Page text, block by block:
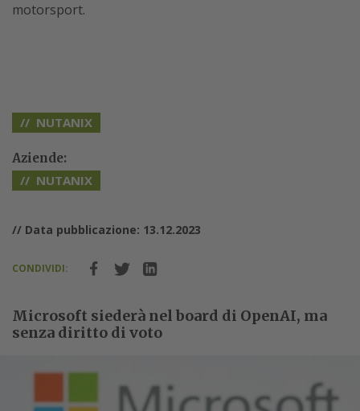
motorsport.
NUTANIX
Aziende:
NUTANIX
// Data pubblicazione: 13.12.2023
CONDIVIDI:
Microsoft siederà nel board di OpenAI, ma
senza diritto di voto